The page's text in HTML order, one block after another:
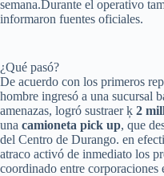
semana.Durante el operativo
informaron fuentes oficiales.
¿Qué pasó?
De acuerdo con los primeros
hombre ingresó a una sucursal
amenazas, logró sustraer ķ 2
una camioneta pick up, que
del Centro de Durango. en
atraco activó de inmediato los
coordinado entre corporaciones